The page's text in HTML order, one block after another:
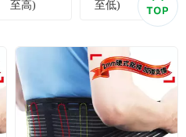
至高)
至低)